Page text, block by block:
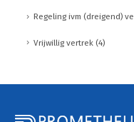
Regeling ivm (dreigend)
Vrijwillig vertrek (4)